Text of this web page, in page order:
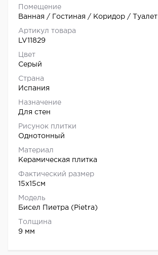
Помещение
Ванная / Гостиная / Коридор / Туалет
Артикул товара
LV11829
Цвет
Серый
Страна
Испания
Назначение
Для стен
Рисунок плитки
Однотонный
Материал
Керамическая плитка
Фактический размер
15x15см
Модель
Бисел Пиетра (Pietra)
Толщина
9 мм